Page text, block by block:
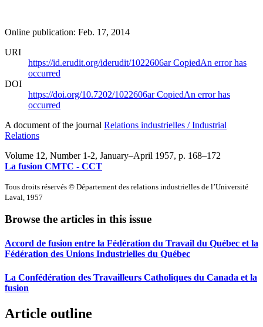
Online publication: Feb. 17, 2014
URI
https://id.erudit.org/iderudit/1022606arCopiedAn error has
occurred
DOI
https://doi.org/10.7202/1022606arCopiedAn error has
occurred
A document of the journal Relations industrielles / Industrial
Relations
Volume 12, Number 1-2, January–April 1957, p. 168–172
La fusion CMTC - CCT
Tous droits réservés © Département des relations industrielles de l’Université
Laval, 1957
Browse the articles in this issue
Accord de fusion entre la Fédération du Travail du Québec et la
Fédération des Unions Industrielles du Québec
La Confédération des Travailleurs Catholiques du Canada et la
fusion
Article outline